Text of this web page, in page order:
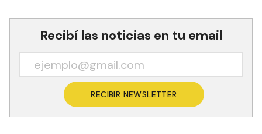
Recibí las noticias en tu email
RECIBIR NEWSLETTER